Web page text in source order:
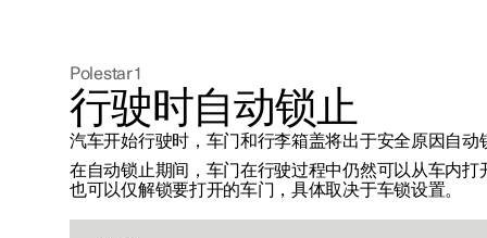
联系我们
极星官方二手车
探索Polestar 3
联系我们
公共充电
家庭充电
车主服务
新闻
注册新闻
（在新窗
Polestar 1
行驶时自动锁止
汽车开始行驶时，车门和行李箱盖将出于安全原因自动
在自动锁止期间，车门在行驶过程中仍然可以从车内打
也可以仅解锁要打开的车门，具体取决于车锁设置。